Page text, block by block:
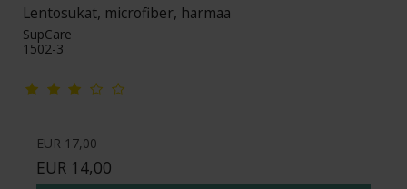
Lentosukat, microfiber, harmaa
SupCare
1502-3
EUR 17,00
EUR 14,00